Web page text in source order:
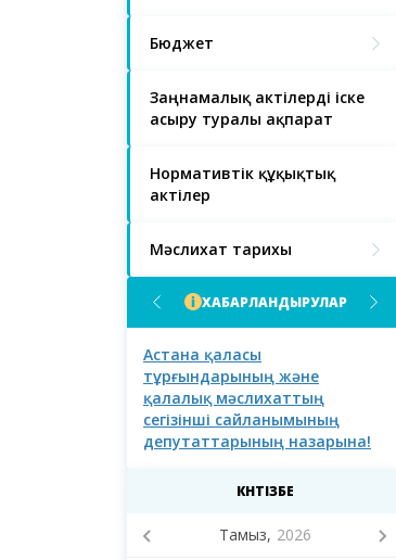
Бюджет
Заңнамалық актілерді іске
асыру туралы ақпарат
Нормативтік құқықтық
актілер
Мәслихат тарихы
ХАБАРЛАНДЫРУЛАР
Астана қаласы
тұрғындарының және
қалалық мәслихаттың
сегізінші сайланымының
депутаттарының назарына!
КҮНТІЗБЕ
Тамыз, 2026